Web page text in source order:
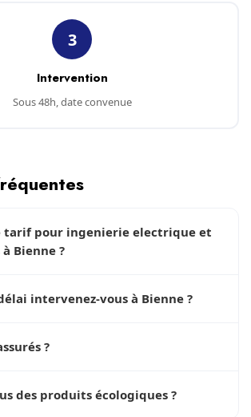
3
Intervention
Sous 48h, date convenue
tarif pour ingenierie electrique et
Bienne ?
intervenez-vous à Bienne ?
?
des produits écologiques ?